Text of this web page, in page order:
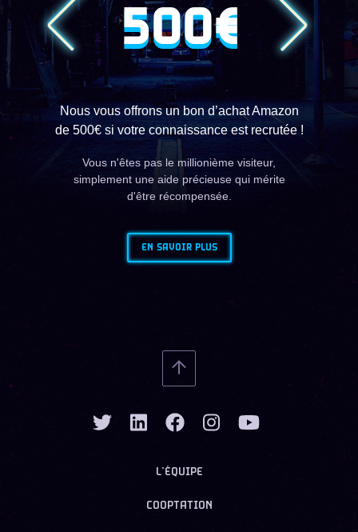
500€
Nous vous offrons un bon d’achat Amazon
de 500€ si votre connaissance est recrutée !
Vous n'êtes pas le millionième visiteur,
simplement une aide précieuse qui mérite
d'être récompensée.
EN SAVOIR PLUS
L’ÉQUIPE
COOPTATION